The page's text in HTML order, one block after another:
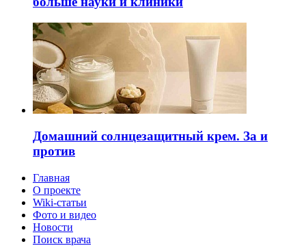
Домашний солнцезащитный крем. За и
против
Главная
О проекте
Wiki-статьи
Фото и видео
Новости
Поиск врача